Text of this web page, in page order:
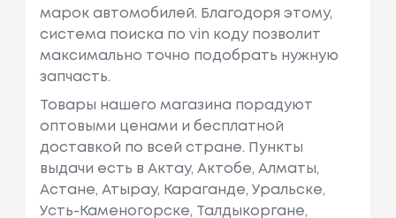
марок автомобилей. Благодоря этому,
система поиска по vin коду позволит
максимально точно подобрать нужную
запчасть.
Товары нашего магазина порадуют
оптовыми ценами и бесплатной
доставкой по всей стране. Пункты
выдачи есть в Актау, Актобе, Алматы,
Астане, Атырау, Караганде, Уральске,
Усть-Каменогорске, Талдыкоргане,